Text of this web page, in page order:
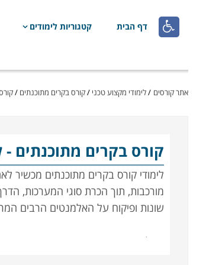
 דף הבית קטגוריות לימודים
אתר קורסים /לימודי מקצוע טכני /קורס בקרים מתוכנתים /
קורס בקרים מתוכנתים-
לימודי קורס בקרים מתוכנתים מכשיר
מורכבות, תוך הכרת סוגי המערכות,
שונות ופיקוח על האלמנטים הרבים
תהליך בקרה נעשו בעבר באופן